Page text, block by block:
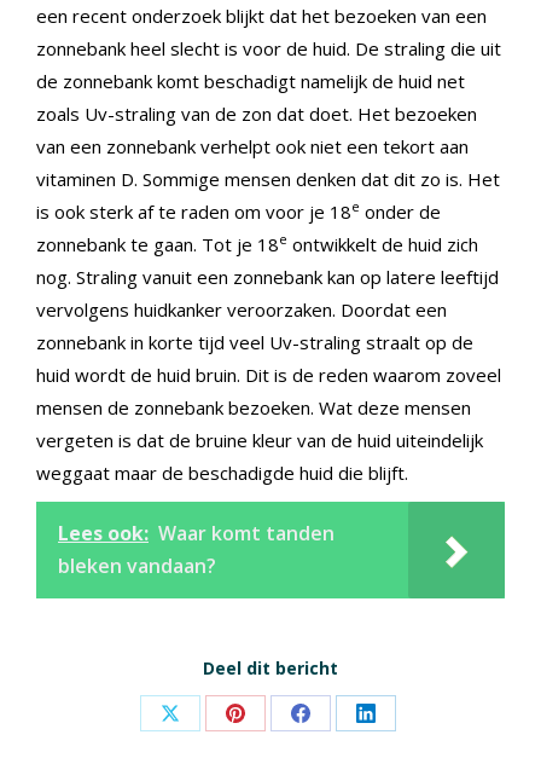
een recent onderzoek blijkt dat het bezoeken van een
zonnebank heel slecht is voor de huid. De straling die uit
de zonnebank komt beschadigt namelijk de huid net
zoals Uv-straling van de zon dat doet. Het bezoeken
van een zonnebank verhelpt ook niet een tekort aan
vitaminen D. Sommige mensen denken dat dit zo is. Het
is ook sterk af te raden om voor je 18e onder de
zonnebank te gaan. Tot je 18e ontwikkelt de huid zich
nog. Straling vanuit een zonnebank kan op latere leeftijd
vervolgens huidkanker veroorzaken. Doordat een
zonnebank in korte tijd veel Uv-straling straalt op de
huid wordt de huid bruin. Dit is de reden waarom zoveel
mensen de zonnebank bezoeken. Wat deze mensen
vergeten is dat de bruine kleur van de huid uiteindelijk
weggaat maar de beschadigde huid die blijft.
Lees ook: Waar komt tanden
bleken vandaan?
Deel dit bericht
Share Share Share Share